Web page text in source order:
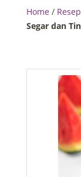
Home/ Resep
Segar dan